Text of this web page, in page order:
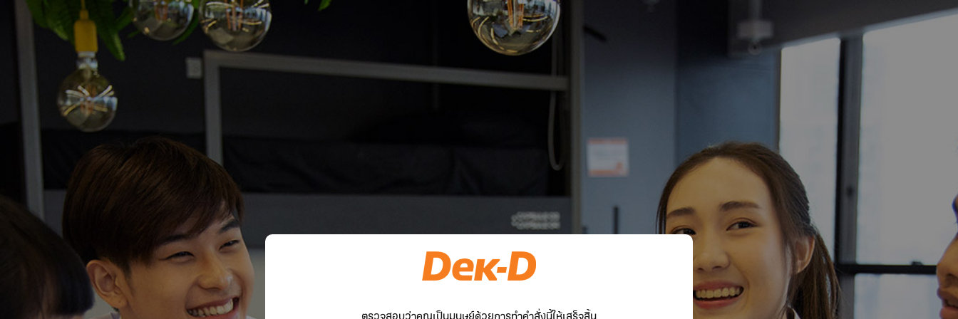
ตรวจสอบว่าคุณเป็นมนุษย์ด้วยการทำคำสั่งนี้ให้เสร็จสิ้น